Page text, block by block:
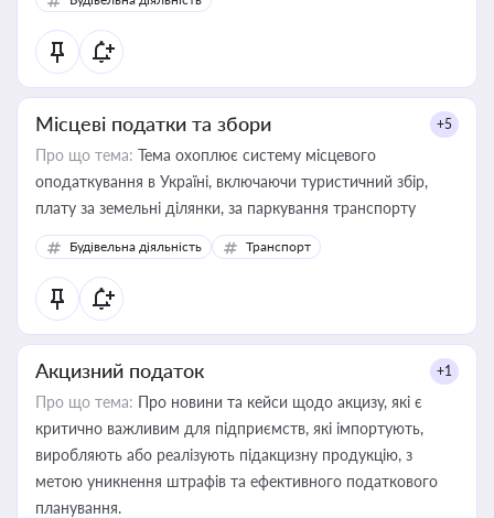
Місцеві податки та збори +5
Про що тема: Тема охоплює систему місцевого
оподаткування в Україні, включаючи туристичний збір,
плату за земельні ділянки, за паркування транспорту
Будівельна діяльність Транспорт
Акцизний податок +1
Про що тема: Про новини та кейси щодо акцизу, які є
критично важливим для підприємств, які імпортують,
виробляють або реалізують підакцизну продукцію, з
метою уникнення штрафів та ефективного податкового
планування.